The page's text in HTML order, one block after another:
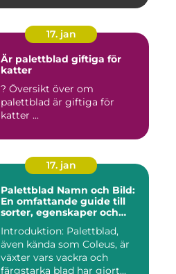
17. jan
Är palettblad giftiga för
katter
? Översikt över om
palettblad är giftiga för
katter ...
17. jan
Palettblad Namn och Bild:
En omfattande guide till
sorter, egenskaper och
Introduktion: Palettblad,
även kända som Coleus, är
växter vars vackra och
färgstarka blad har gjort...